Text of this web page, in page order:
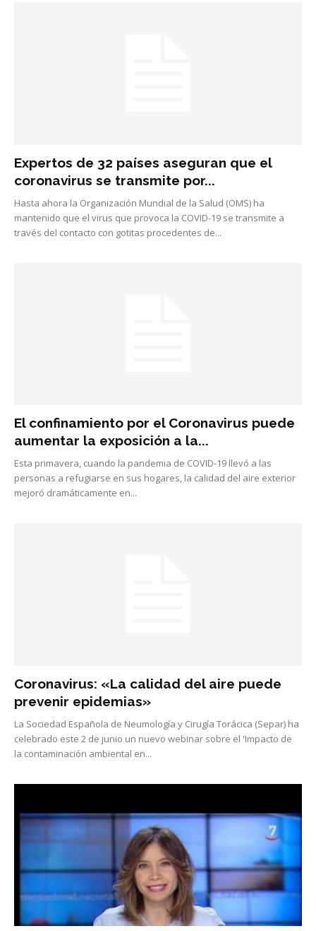
Expertos de 32 países aseguran que el
coronavirus se transmite por...
Hasta ahora la Organización Mundial de la Salud (OMS) ha
mantenido que el virus que provoca la COVID-19 se transmite a
través del contacto con gotitas procedentes de...
El confinamiento por el Coronavirus puede
aumentar la exposición a la...
Esta primavera, cuando la pandemia de COVID-19 llevó a las
personas a refugiarse en sus hogares, la calidad del aire exterior
mejoró dramáticamente en...
Coronavirus: «La calidad del aire puede
prevenir epidemias»
La Sociedad Española de Neumología y Cirugía Torácica (Separ) ha
celebrado este 2 de junio un nuevo webinar sobre el 'Impacto de
la contaminación ambiental en...